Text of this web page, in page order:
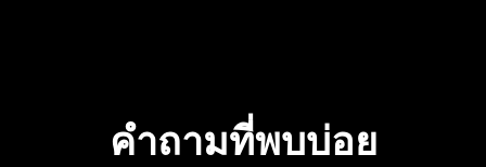
คำถามที่พบบ่อย